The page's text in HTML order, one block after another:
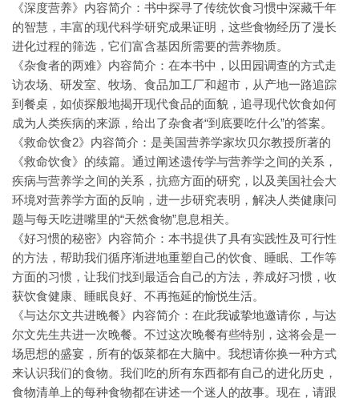
《深度营养》内容简介：书中探寻了传统饮食习惯中深藏千年
的智慧，丰富的现代科学研究成果证明，这些食物经历了漫长
进化过程的筛选，它们富含基因所需要的营养物质。
《杂食者的两难》内容简介：在本书中，以田园调查的方式走
访农场、研发室、牧场、食品加工厂和超市，从产地一路追踪
到餐桌，如侦探般地揭开现代食品的面貌，追寻现代饮食如何
成为人类疾病的来源，给出了杂食者“到底要吃什么”的答案。
《救命饮食2》内容简介：是美国营养学家坎贝尔教授所著的
《救命饮食》的续篇。通过阐述遗传学与营养学之间的关系，
疾病与营养学之间的关系，抗癌方面的研究，以及美国社会大
环境对营养学方面的反响，进一步研究表明，解决人类健康问
题与每天吃进嘴里的“天然食物”息息相关。
《好习惯的秘密》内容简介：本书提供了具有实践性及可行性
的方法，帮助我们循序渐进地重塑自己的饮食、睡眠、工作等
方面的习惯，让我们找到最适合自己的方法，养成好习惯，收
获饮食健康、睡眠良好、不再拖延的愉悦生活。
《与达尔文共进晚餐》内容简介：在此我诚挚地邀请你，与达
尔文先生共进一次晚餐。不过这次晚餐有些特别，这将会是一
场思想的盛宴，所有的饭菜都在大脑中。我想请你换一种方式
来认识我们的食物。我们吃的所有东西都有自己的进化历史，
食物清单上的每种食物都在讲述一个迷人的故事。现在，请跟